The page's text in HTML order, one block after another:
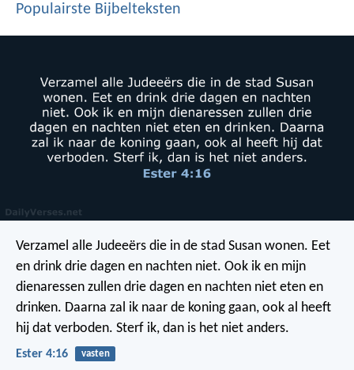
Populairste Bijbelteksten
Verzamel alle Judeeërs die in de stad Susan wonen. Eet
en drink drie dagen en nachten niet. Ook ik en mijn
dienaressen zullen drie dagen en nachten niet eten en
drinken. Daarna zal ik naar de koning gaan, ook al heeft
hij dat verboden. Sterf ik, dan is het niet anders.
Ester 4:16 vasten